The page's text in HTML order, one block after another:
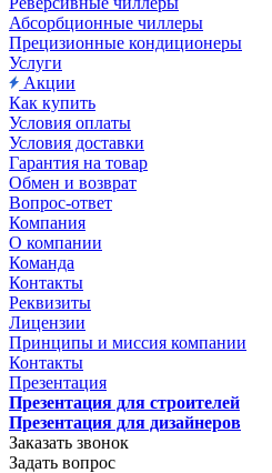
Абсорбционные чиллеры
Прецизионные кондиционеры
Услуги
Акции
Как купить
Условия оплаты
Условия доставки
Гарантия на товар
Обмен и возврат
Вопрос-ответ
Компания
О компании
Команда
Контакты
Реквизиты
Лицензии
Принципы и миссия компании
Контакты
Презентация
Презентация для строителей
Презентация для дизайнеров
Заказать звонок
Задать вопрос